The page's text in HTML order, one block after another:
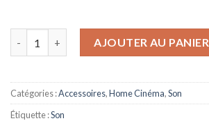
AJOUTER AU PANIER
Catégories :Accessoires,Home Cinéma,Son
Étiquette :Son